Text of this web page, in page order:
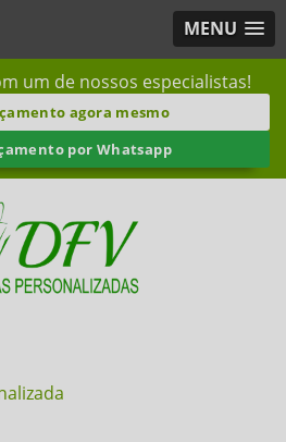
MENU
um de nossos especialistas!
agora mesmo
por Whatsapp